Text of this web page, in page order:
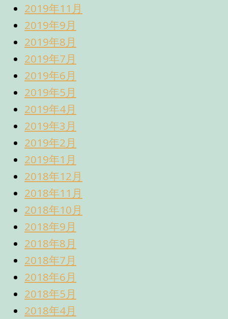
2019年11月
2019年9月
2019年8月
2019年7月
2019年6月
2019年5月
2019年4月
2019年3月
2019年2月
2019年1月
2018年12月
2018年11月
2018年10月
2018年9月
2018年8月
2018年7月
2018年6月
2018年5月
2018年4月